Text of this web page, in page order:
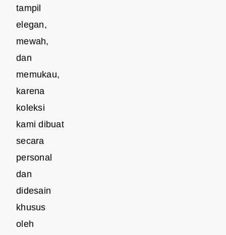
tampil
elegan,
mewah,
dan
memukau,
karena
koleksi
kami dibuat
secara
personal
dan
didesain
khusus
oleh